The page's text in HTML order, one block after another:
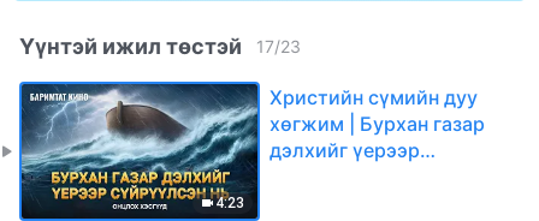
Үүнтэй ижил төстэй 17/23
4:23
Христийн сүмийн дуу
хөгжим | Бурхан газар
дэлхийг үерээр